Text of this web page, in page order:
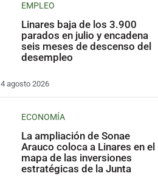
EMPLEO
Linares baja de los 3.900
parados en julio y encadena
seis meses de descenso del
desempleo
4 agosto 2026
ECONOMÍA
La ampliación de Sonae
Arauco coloca a Linares en el
mapa de las inversiones
estratégicas de la Junta